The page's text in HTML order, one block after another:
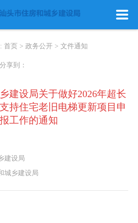
首页 > 政务公开 > 文件通知
分享到：
建设局关于做好2026年超长
持住宅老旧电梯更新项目申
报工作的通知
建设局
城乡建设局